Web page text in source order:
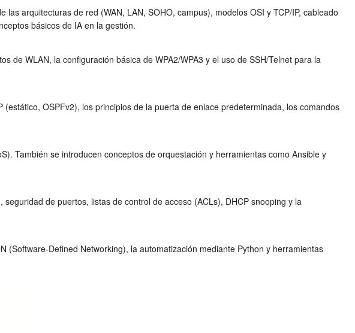
arquitecturas de red (WAN, LAN, SOHO, campus), modelos OSI y TCP/IP, cableado
básicos de IA en la gestión.
de WLAN, la configuración básica de WPA2/WPA3 y el uso de SSH/Telnet para la
OSPFv2), los principios de la puerta de enlace predeterminada, los comandos
También se introducen conceptos de orquestación y herramientas como Ansible y
de puertos, listas de control de acceso (ACLs), DHCP snooping y la
(Software-Defined Networking), la automatización mediante Python y herramientas